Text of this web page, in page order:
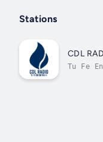
Stations
CDL
Tu Fe